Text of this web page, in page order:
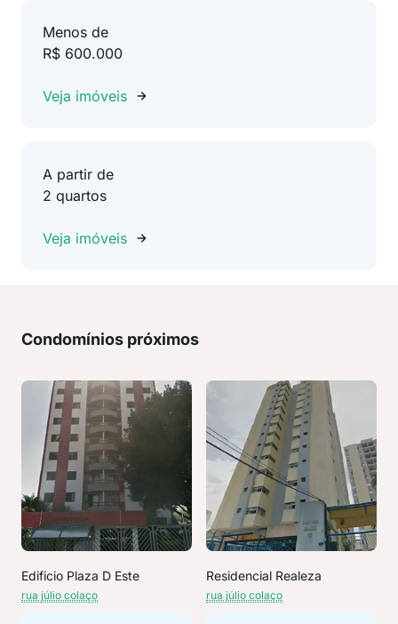
Menos de
R$ 600.000
Veja imóveis
A partir de
2 quartos
Veja imóveis
Condomínios próximos
Edificio Plaza D Este
rua júlio colaço
Residencial Realeza
rua júlio colaço